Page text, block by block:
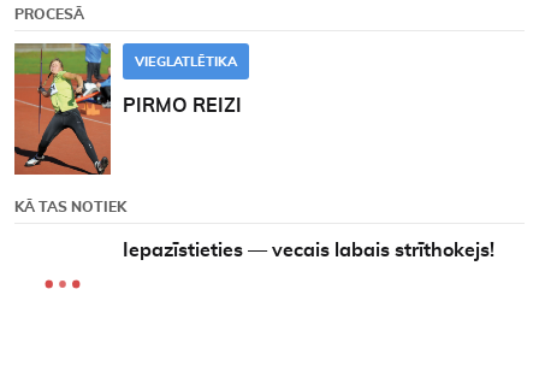
PROCESĀ
VIEGLATLĒTIKA
PIRMO REIZI
KĀ TAS NOTIEK
Iepazīstieties — vecais labais strīthokejs!